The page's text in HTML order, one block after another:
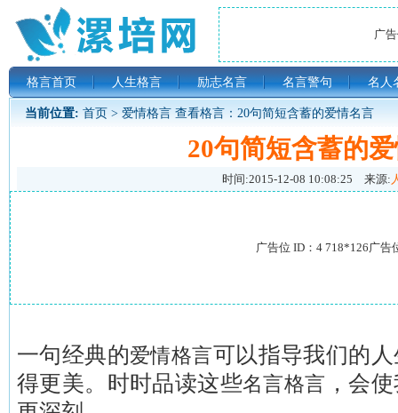
广
格言首页 人生格言 励志名言 名言警句 名人
当前位置: 首页 > 爱情格言 查看格言：20句简短含蓄的爱情名言
20句简短含蓄的
时间:2015-12-08 10:08:25 来源:
广告位 ID：4 718*126广告
一句经典的爱情格言可以指导我们的
得更美。时时品读这些名言格言 ，会